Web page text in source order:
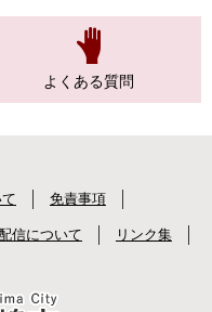
よくある質問
免責事項
信について リンク集